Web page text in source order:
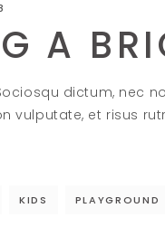
A
dictum, nec
vulputate, et risus
KIDS PLAYGROUND